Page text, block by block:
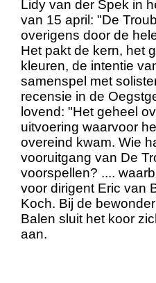
Lidy van der Spek in
van 15 april: "De
overigens door de
Het pakt de kern, het
kleuren, de intentie
samenspel met
recensie in de
lovend: "Het geheel
uitvoering waarvoor
overeind kwam. Wie
vooruitgang van De
voorspellen? ....
voor dirigent Eric van
Koch. Bij de
Balen sluit het koor
aan.